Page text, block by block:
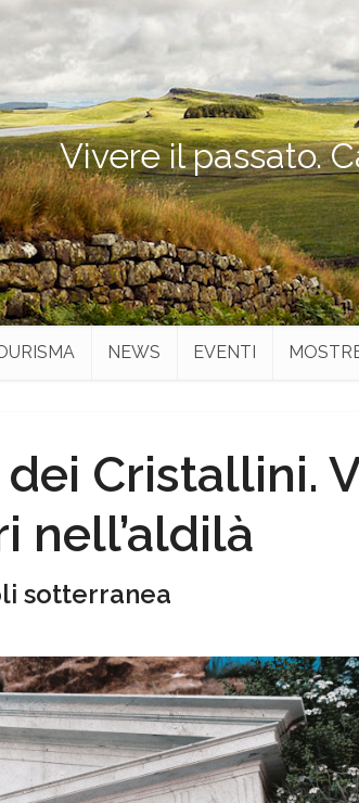
Vivere il passato.
NEWS EVENTI
Cristallini.
nell’aldilà
sotterranea